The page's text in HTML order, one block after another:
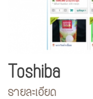
Toshiba
รายละเอียด